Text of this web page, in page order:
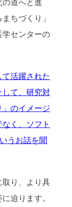
道へと進
ちづくり」
学センターの
活躍された
して、研究対
のイメージ
く、ソフト
うお話を聞
取り、より具
迫ります。